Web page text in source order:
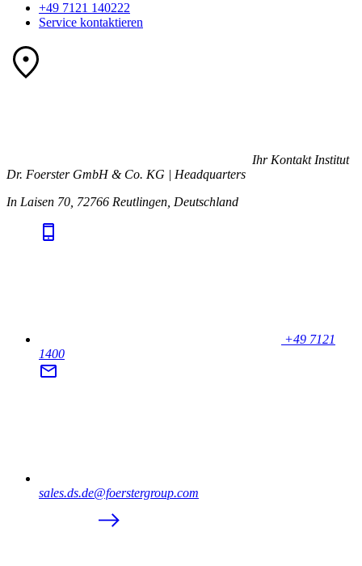
+49 7121 140222
Service kontaktieren
Ihr Kontakt Institut
Dr. Foerster GmbH & Co. KG | Headquarters
In Laisen 70, 72766 Reutlingen, Deutschland
+49 7121
1400
sales.ds.de@foerstergroup.com